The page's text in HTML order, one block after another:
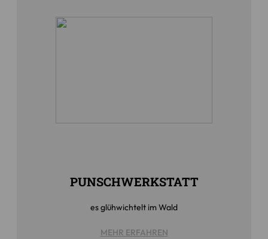
PUNSCHWERKSTATT
es glühwichtelt im Wald
MEHR ERFAHREN